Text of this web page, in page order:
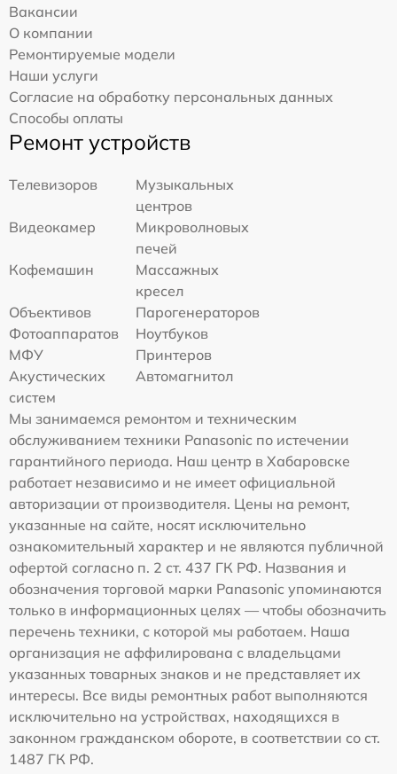
Вакансии
О компании
Ремонтируемые модели
Наши услуги
Согласие на обработку персональных данных
Способы оплаты
Ремонт устройств
Телевизоров
Музыкальных
центров
Видеокамер
Микроволновых
печей
Кофемашин
Массажных
кресел
Объективов
Парогенераторов
Фотоаппаратов
Ноутбуков
МФУ
Принтеров
Акустических
систем
Автомагнитол
Мы занимаемся ремонтом и техническим
обслуживанием техники Panasonic по истечении
гарантийного периода. Наш центр в Хабаровске
работает независимо и не имеет официальной
авторизации от производителя. Цены на ремонт,
указанные на сайте, носят исключительно
ознакомительный характер и не являются публичной
офертой согласно п. 2 ст. 437 ГК РФ. Названия и
обозначения торговой марки Panasonic упоминаются
только в информационных целях — чтобы обозначить
перечень техники, с которой мы работаем. Наша
организация не аффилирована с владельцами
указанных товарных знаков и не представляет их
интересы. Все виды ремонтных работ выполняются
исключительно на устройствах, находящихся в
законном гражданском обороте, в соответствии со ст.
1487 ГК РФ.